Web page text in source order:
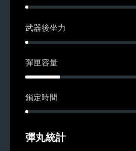
武器後坐力
彈匣容量
鎖定時間
彈丸統計